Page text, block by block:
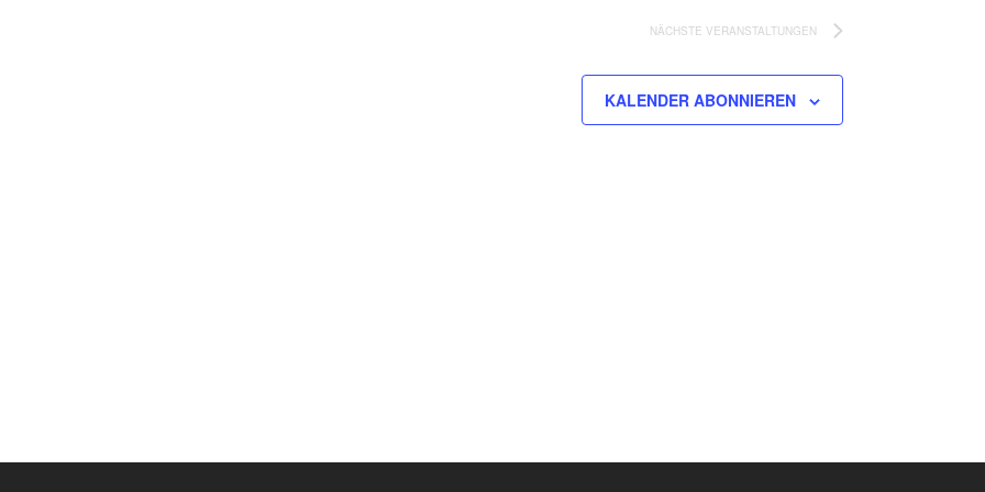
NÄCHSTE VERANSTALTUNGEN
KALENDER ABONNIEREN